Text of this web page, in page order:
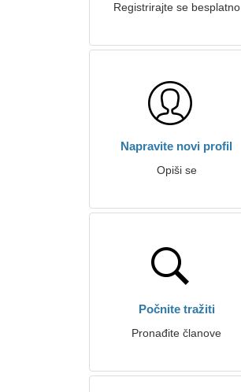
Registrirajte se besplatno
Napravite novi profil
Opiši se
Počnite tražiti
Pronađite članove